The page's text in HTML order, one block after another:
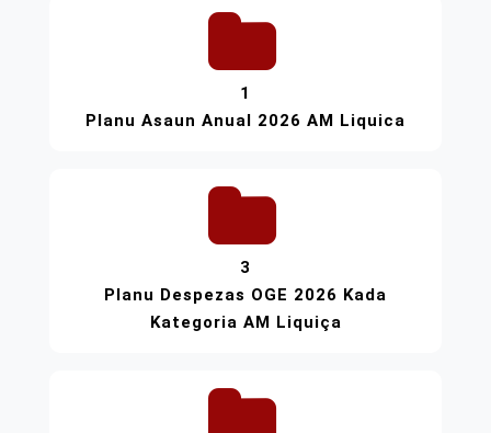
1
Planu Asaun Anual 2026 AM Liquica
3
Planu Despezas OGE 2026 Kada
Kategoria AM Liquiça